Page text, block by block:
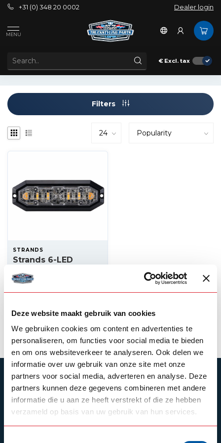
Deze website maakt gebruik van cookies
We gebruiken cookies om content en advertenties te
personaliseren, om functies voor social media te bieden
en om ons websiteverkeer te analyseren. Ook delen we
informatie over uw gebruik van onze site met onze
partners voor social media, adverteren en analyse. Deze
partners kunnen deze gegevens combineren met andere
informatie die u aan ze heeft verstrekt of die ze hebben
verzameld op basis van uw gebruik van hun services.
+31 (0) 348 20 0002 Dealer login
MENU
€ Excl. tax
Tags
PRODUCTS TAGGED WITH AMBER STROBE
Filters
STRANDS
Strands 6-LED
12/24v
SUBSCRIBE TO OUR NEWSLETTER
Stay up to date with our latest offers